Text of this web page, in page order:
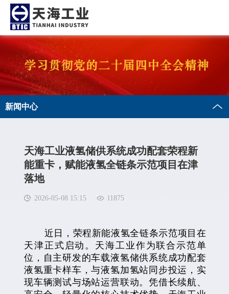
新闻中心
天海工业液氢储供系统成功配套荣程新
能重卡，赋能液氢全链条示范项目在津
落地
2026-05-08 15:15 11875
近日，荣程新能液氢全链条示范项目在
天津正式启动。天海工业作为联合示范单
位，自主研发的车载液氢储供系统成功配套
液氢重卡样车，与液氢加氢站同步投运，实
现车辆测试与场站运营联动。凭借长续航、